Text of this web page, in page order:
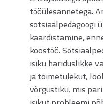
tööülesannetega.
sotsiaalpedagoogi
kaardistamine,
koostöö.
isiku hariduslikke
ja toimetulekut,
võrgustiku, mis